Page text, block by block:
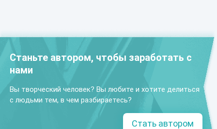
Станьте автором, чтобы заработать с
нами
Вы творческий человек? Вы любите и хотите делиться
с людьми тем, в чем разбираетесь?
Стать автором